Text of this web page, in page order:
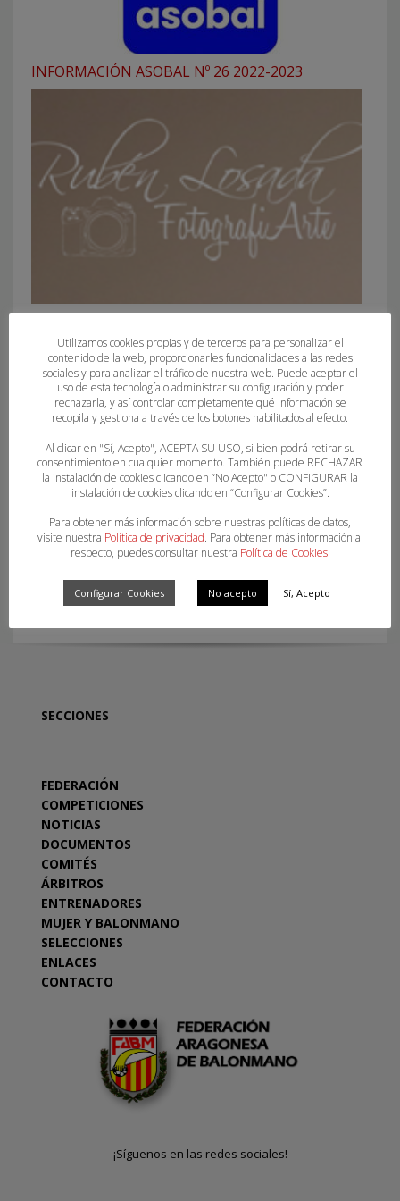
INFORMACIÓN ASOBAL Nº 26 2022-2023
SECCIONES
FEDERACIÓN
COMPETICIONES
NOTICIAS
DOCUMENTOS
COMITÉS
ÁRBITROS
ENTRENADORES
MUJER Y BALONMANO
SELECCIONES
ENLACES
CONTACTO
¡Síguenos en las redes sociales!
Utilizamos cookies propias y de terceros para personalizar el
contenido de la web, proporcionarles funcionalidades a las redes
sociales y para analizar el tráfico de nuestra web. Puede aceptar el
uso de esta tecnología o administrar su configuración y poder
rechazarla, y así controlar completamente qué información se
recopila y gestiona a través de los botones habilitados al efecto.
Al clicar en "Sí, Acepto", ACEPTA SU USO, si bien podrá retirar su
consentimiento en cualquier momento. También puede RECHAZAR
la instalación de cookies clicando en “No Acepto" o CONFIGURAR la
instalación de cookies clicando en “Configurar Cookies”.
Para obtener más información sobre nuestras políticas de datos,
visite nuestra Política de privacidad. Para obtener más información al
respecto, puedes consultar nuestra Política de Cookies.
Configurar Cookies No acepto Sí, Acepto